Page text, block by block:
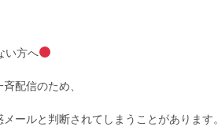
い方へ
配信のため、
ールと判断されてしまうことがあります。